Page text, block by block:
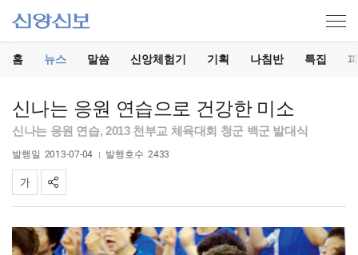
홈 뉴스 말씀 신앙체험기 기획 나침반 특집
신나는 응원 연습으로 건강한 미소
신나는 응원 연습, 2013 천부교 체육대회 청군 백군 발대식
발행일 2013-07-04 발행호수 2433